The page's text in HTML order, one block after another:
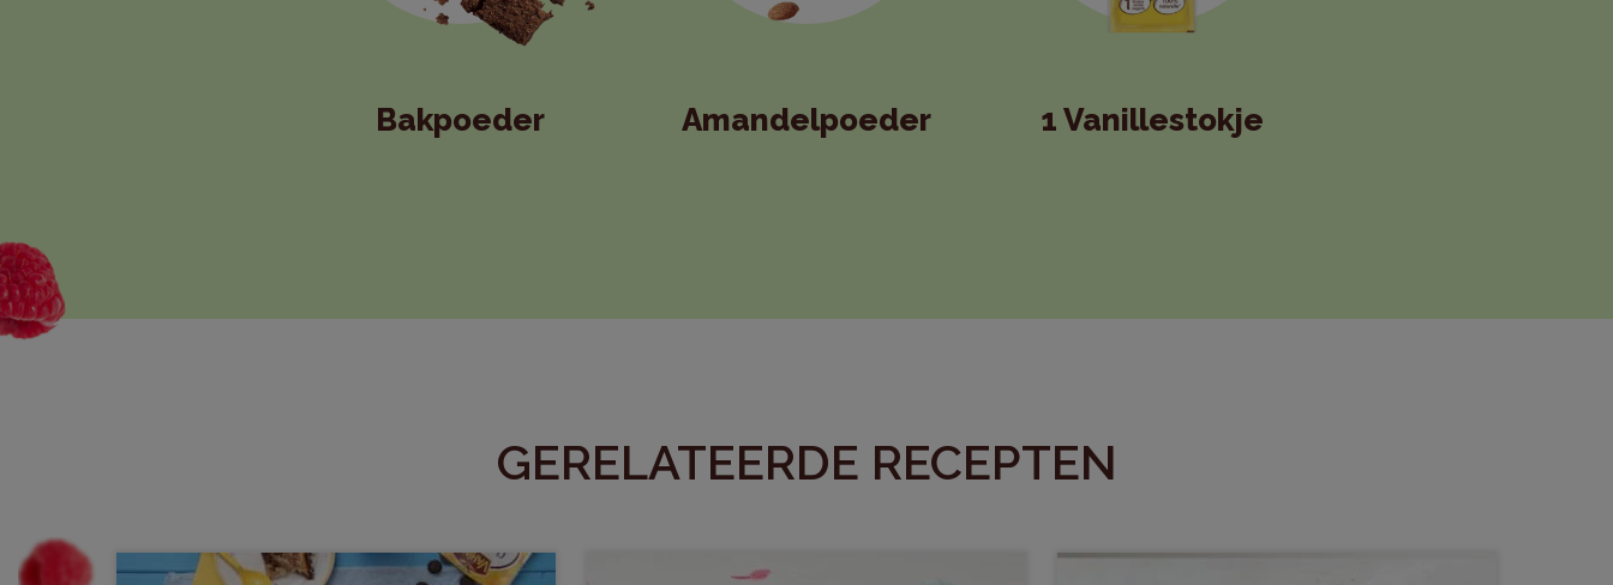
Bakpoeder Amandelpoeder 1 Vanillestokje
GERELATEERDE RECEPTEN